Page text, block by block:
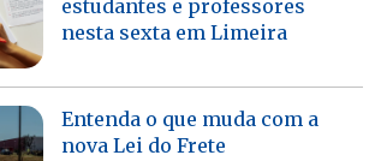
estudantes e professores
nesta sexta em Limeira
Entenda o que muda com a
nova Lei do Frete